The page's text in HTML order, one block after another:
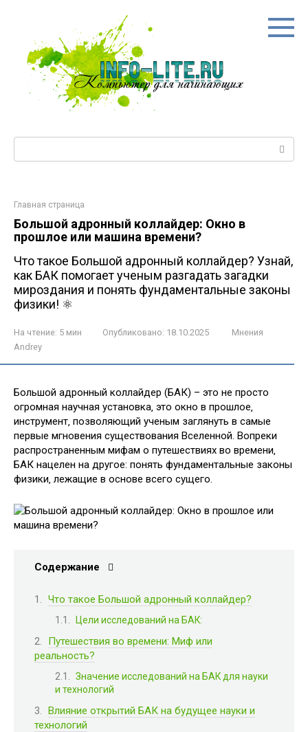
Главная страница
Большой адронный коллайдер: Окно в
прошлое или машина времени?
Что такое Большой адронный коллайдер? Узнай,
как БАК помогает ученым разгадать загадки
мироздания и понять фундаментальные законы
физики! ⚛
На чтение: 5 мин Опубликовано: 18.10.2025
Мнения
Andrey
Большой адронный коллайдер (БАК) – это не просто
огромная научная установка‚ это окно в прошлое‚
инструмент‚ позволяющий ученым заглянуть в самые
первые мгновения существования Вселенной. Вопреки
распространенным мифам о путешествиях во времени‚
БАК нацелен на другое: понять фундаментальные законы
физики‚ лежащие в основе всего сущего.
Содержание
Что такое Большой адронный коллайдер?
Цели исследований на БАК:
Путешествия во времени: Миф или
реальность?
Значение исследований на БАК для науки
и технологий
Влияние открытий БАК на будущее науки и
технологий